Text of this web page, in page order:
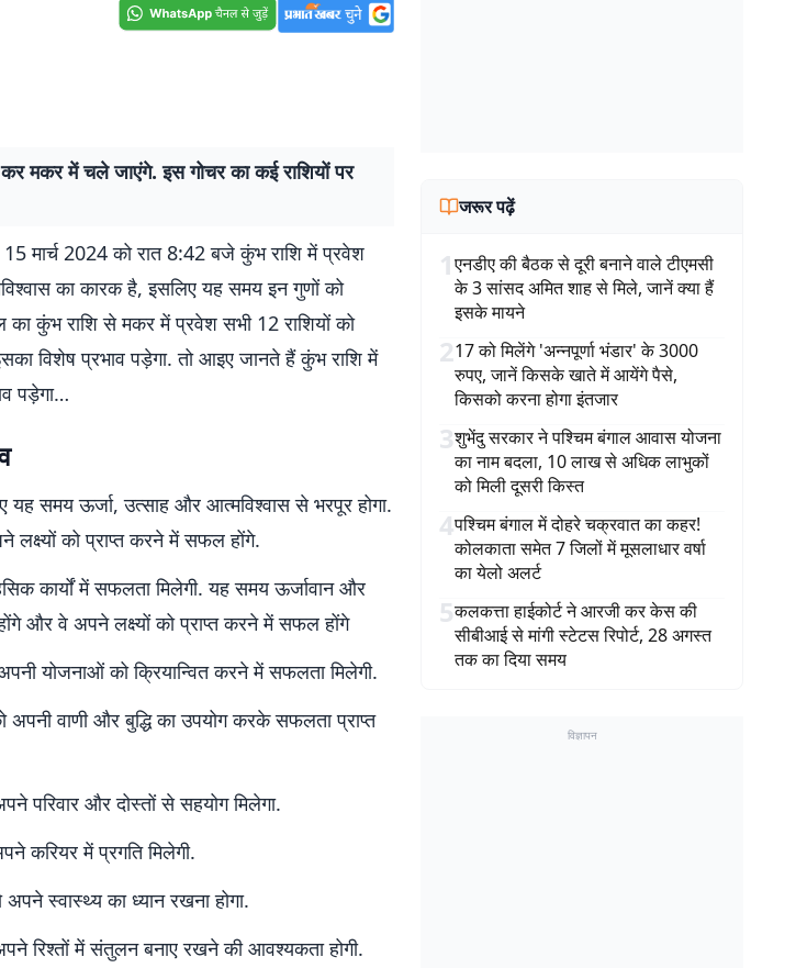
कर मकर में चले जाएंगे. इस गोचर का कई राशियों पर
मार्च 2024 को रात 8:42 बजे कुंभ राशि में प्रवेश
का कारक है, इसलिए यह समय इन गुणों को
कुंभ राशि से मकर में प्रवेश सभी 12 राशियों को
विशेष प्रभाव पड़ेगा. तो आइए जानते हैं कुंभ राशि में
पड़ेगा…
समय ऊर्जा, उत्साह और आत्मविश्वास से भरपूर होगा.
लक्ष्यों को प्राप्त करने में सफल होंगे.
कार्यों में सफलता मिलेगी. यह समय ऊर्जावान और
और वे अपने लक्ष्यों को प्राप्त करने में सफल होंगे
योजनाओं को क्रियान्वित करने में सफलता मिलेगी.
अपनी वाणी और बुद्धि का उपयोग करके सफलता प्राप्त
परिवार और दोस्तों से सहयोग मिलेगा.
करियर में प्रगति मिलेगी.
स्वास्थ्य का ध्यान रखना होगा.
रिश्तों में संतुलन बनाए रखने की आवश्यकता होगी.
जरूर पढ़ें
1एनडीए की बैठक से दूरी बनाने वाले टीएमसी
के 3 सांसद अमित शाह से मिले, जानें क्या हैं
इसके मायने
217 को मिलेंगे 'अन्नपूर्णा भंडार' के 3000
रुपए, जानें किसके खाते में आयेंगे पैसे,
किसको करना होगा इंतजार
3शुभेंदु सरकार ने पश्चिम बंगाल आवास योजना
का नाम बदला, 10 लाख से अधिक लाभुकों
को मिली दूसरी किस्त
4पश्चिम बंगाल में दोहरे चक्रवात का कहर!
कोलकाता समेत 7 जिलों में मूसलाधार वर्षा
का येलो अलर्ट
5कलकत्ता हाईकोर्ट ने आरजी कर केस की
सीबीआई से मांगी स्टेटस रिपोर्ट, 28 अगस्त
तक का दिया समय
विज्ञापन